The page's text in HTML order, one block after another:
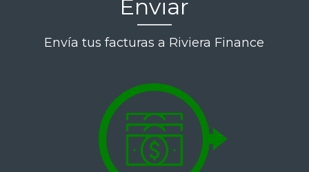
Enviar
Envía tus facturas a Riviera Finance